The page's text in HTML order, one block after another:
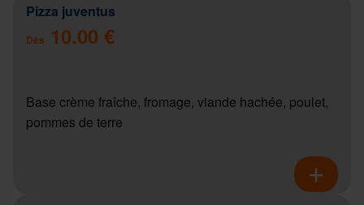
Pizza juventus
Dès 10.00 €
Base crème fraîche, fromage, viande hachée, poulet,
pommes de terre